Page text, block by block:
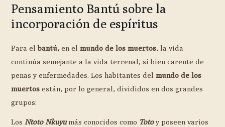
Pensamiento Bantú sobre la
incorporación de espíritus
Para elbantú, en elmundo de los muertos, la vida
continúa semejante a la vida terrenal, si bien carente de
penas y enfermedades. Los habitantes delmundo de los
muertos están, por lo general, divididos en dos grandes
grupos:
Los Ntoto Nkuyumás conocidos como Totoy poseen varios